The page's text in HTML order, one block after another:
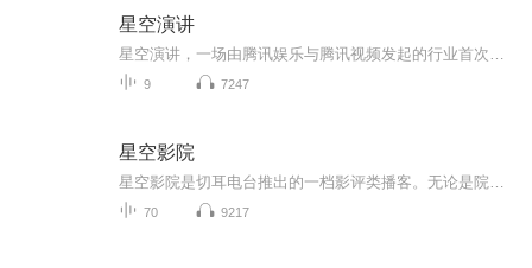
星空演讲
9 7247
星空影院
70 9217